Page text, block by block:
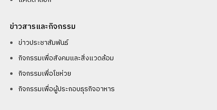
ข่าวสารและกิจกรรม
ข่าวประชาสัมพันธ์
กิจกรรมเพื่อสังคมและสิ่งแวดล้อม
กิจกรรมเพื่อโชห่วย
กิจกรรมเพื่อผู้ประกอบธุรกิจอาหาร